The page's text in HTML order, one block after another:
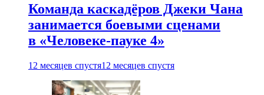
Команда каскадёров Джеки Чана
занимается боевыми сценами
в «Человеке-пауке 4»
12 месяцев спустя12 месяцев спустя